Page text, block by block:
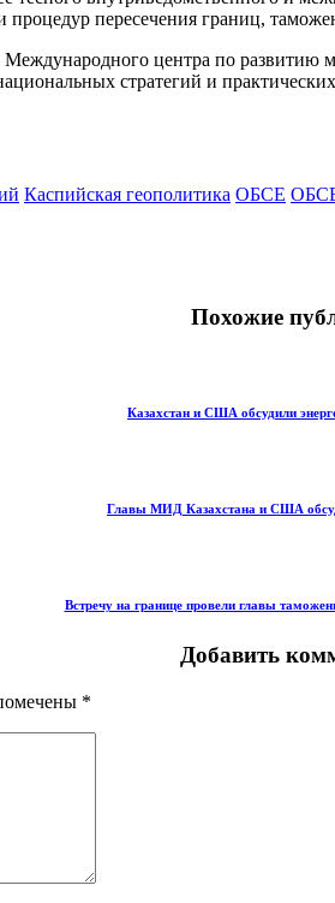
пересечения границ,
Международного центра по
стратегий и
Каспийская геополитика ОБСЕ
Похожие
Казахстан и США обсудили
Главы МИД Казахстана и США
Встречу на границе провели главы
Добавить
*